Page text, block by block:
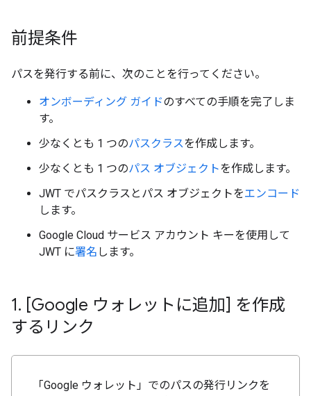
前提条件
パスを発行する前に、次のことを行ってください。
オンボーディング ガイドのすべての手順を完了しま
す。
少なくとも 1 つのパスクラスを作成します。
少なくとも 1 つのパス オブジェクトを作成します。
JWT でパスクラスとパス オブジェクトをエンコード
します。
Google Cloud サービス アカウント キーを使用して
JWT に署名 します。
1. [Google ウォレットに追加] を作成
するリンク
「Google ウォレット」でのパスの発行リンクを